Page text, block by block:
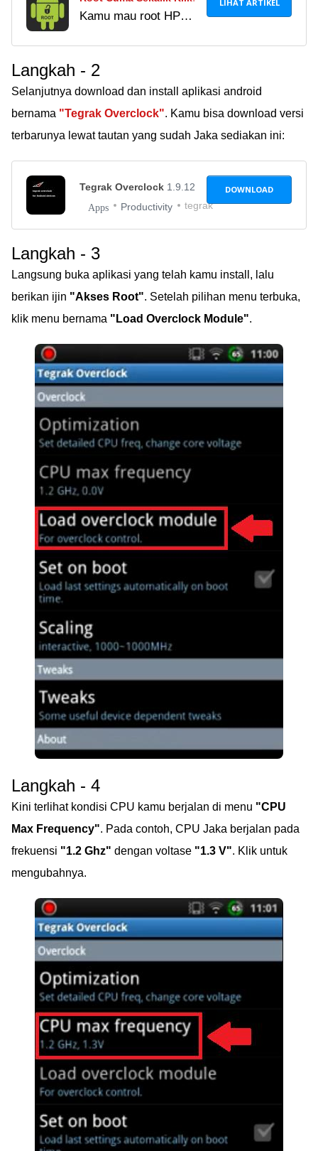
Kamu mau root HP
Android rekomendasi
dari Jaka. Semuanya
bisa digunakan hanya
LIHAT ARTIKEL
Langkah - 2
Selanjutnya download dan install aplikasi android
bernama "Tegrak Overclock". Kamu bisa download versi
terbarunya lewat tautan yang sudah Jaka sediakan ini:
Tegrak Overclock 1.9.12
Apps Productivity tegrak
DOWNLOAD
Langkah - 3
Langsung buka aplikasi yang telah kamu install, lalu
berikan ijin "Akses Root". Setelah pilihan menu terbuka,
klik menu bernama "Load Overclock Module".
Langkah - 4
Kini terlihat kondisi CPU kamu berjalan di menu "CPU
Max Frequency". Pada contoh, CPU Jaka berjalan pada
frekuensi "1.2 Ghz" dengan voltase "1.3 V". Klik untuk
mengubahnya.